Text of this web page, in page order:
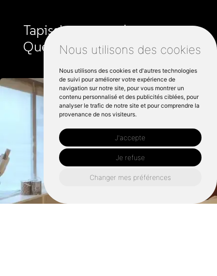
Nous utilisons des cookies
Nous utilisons des cookies et d'autres technologies
de suivi pour améliorer votre expérience de
navigation sur notre site, pour vous montrer un
contenu personnalisé et des publicités ciblées, pour
analyser le trafic de notre site et pour comprendre la
provenance de nos visiteurs.
J'accepte
Je refuse
Changer mes préférences
Tapissier autour de
Questembert :